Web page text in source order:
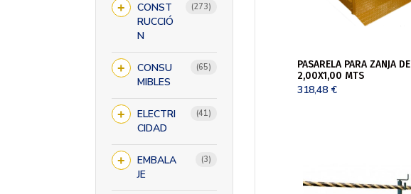
CONST
RUCCIÓ
N
273273
CONSU
MIBLES
6565
ELECTRI
CIDAD
4141
EMBALA
JE
33
PASARELA PARA ZANJA DE
2,00X1,00 MTS
318,48 €